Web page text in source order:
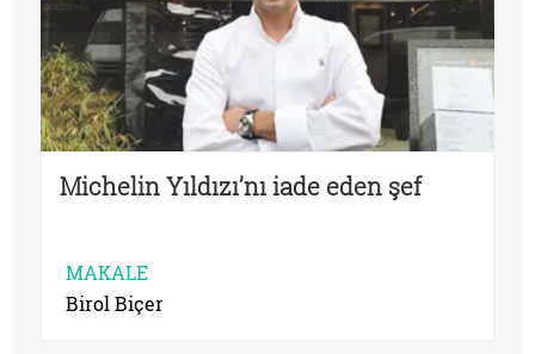
Michelin Yıldızı’nı iade eden şef
MAKALE
Birol Biçer